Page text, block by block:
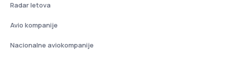
Radar letova
Avio kompanije
Nacionalne aviokompanije